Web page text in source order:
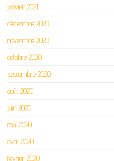
janvier 2021
décembre 2020
novembre 2020
octobre 2020
septembre 2020
août 2020
juin 2020
mai 2020
avril 2020
février 2020